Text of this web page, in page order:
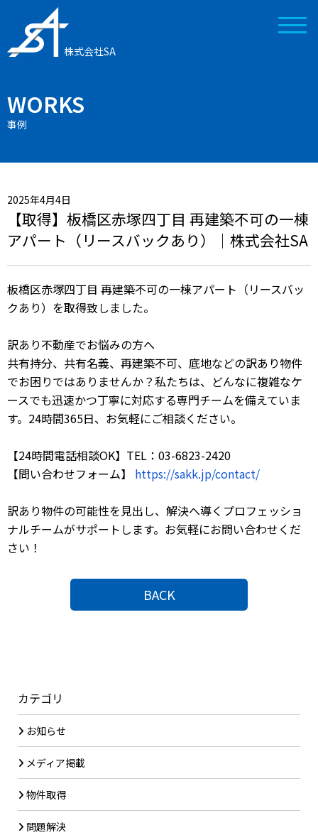
株式会社SA
WORKS
事例
2025年4月4日
【取得】板橋区赤塚四丁目 再建築不可の一棟
アパート（リースバックあり）｜株式会社SA
板橋区赤塚四丁目 再建築不可の一棟アパート（リースバッ
クあり）を取得致しました。
訳あり不動産でお悩みの方へ
共有持分、共有名義、再建築不可、底地などの訳あり物件
でお困りではありませんか？私たちは、どんなに複雑なケ
ースでも迅速かつ丁寧に対応する専門チームを備えていま
す。24時間365日、お気軽にご相談ください。
【24時間電話相談OK】TEL：03-6823-2420
【問い合わせフォーム】 https://sakk.jp/contact/
訳あり物件の可能性を見出し、解決へ導くプロフェッショ
ナルチームがサポートします。お気軽にお問い合わせくだ
さい！
BACK
カテゴリ
お知らせ
メディア掲載
物件取得
問題解決